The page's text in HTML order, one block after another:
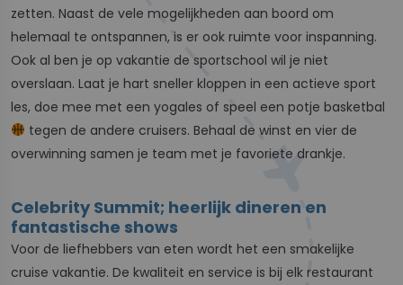
zetten. Naast de vele mogelijkheden aan boord om
helemaal te ontspannen, is er ook ruimte voor inspanning.
Ook al ben je op vakantie de sportschool wil je niet
overslaan. Laat je hart sneller kloppen in een actieve sport
les, doe mee met een yogales of speel een potje basketbal
tegen de andere cruisers. Behaal de winst en vier de
overwinning samen je team met je favoriete drankje.
Celebrity Summit; heerlijk dineren en
fantastische shows
Voor de liefhebbers van eten wordt het een smakelijke
cruise vakantie. De kwaliteit en service is bij elk restaurant